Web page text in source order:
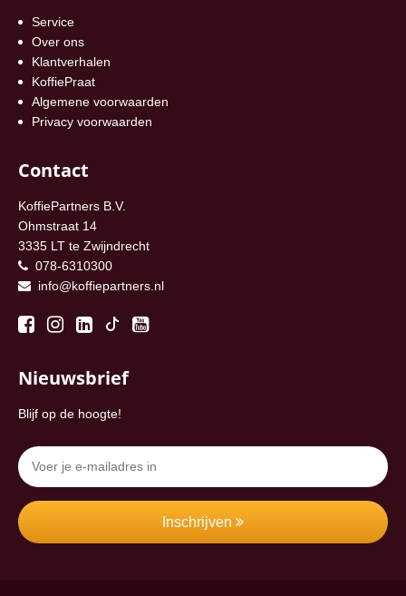
Service
Over ons
Klantverhalen
KoffiePraat
Algemene voorwaarden
Privacy voorwaarden
Contact
KoffiePartners B.V.
Ohmstraat 14
3335 LT te Zwijndrecht
078-6310300
info@koffiepartners.nl
Nieuwsbrief
Blijf op de hoogte!
Inschrijven